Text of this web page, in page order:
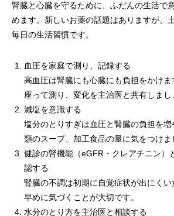
腎臓と心臓を守るために、ふだんの生活で
めます。新しいお薬の話題はありますが、
毎日の生活習慣です。
血圧を家庭で測り、記録する
高血圧は腎臓にも心臓にも負担をかけま
座って測り、変化を主治医と共有しまし
減塩を意識する
塩分のとりすぎは血圧と腎臓の負担を
類のスープ、加工食品の量に気をつけま
健診の腎機能（eGFR・クレアチニン）
認する
腎臓の不調は初期に自覚症状が出にくい
早めに気づくことが大切です。
水分のとり方を主治医と相談する